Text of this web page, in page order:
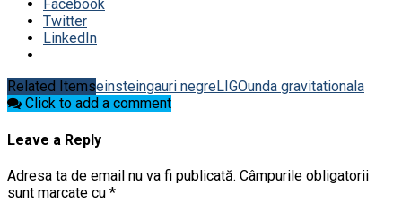
Facebook
Twitter
LinkedIn
Related Itemseinsteingauri negreLIGOunda gravitationala
Click to add a comment
Leave a Reply
Adresa ta de email nu va fi publicată. Câmpurile obligatorii
sunt marcate cu *